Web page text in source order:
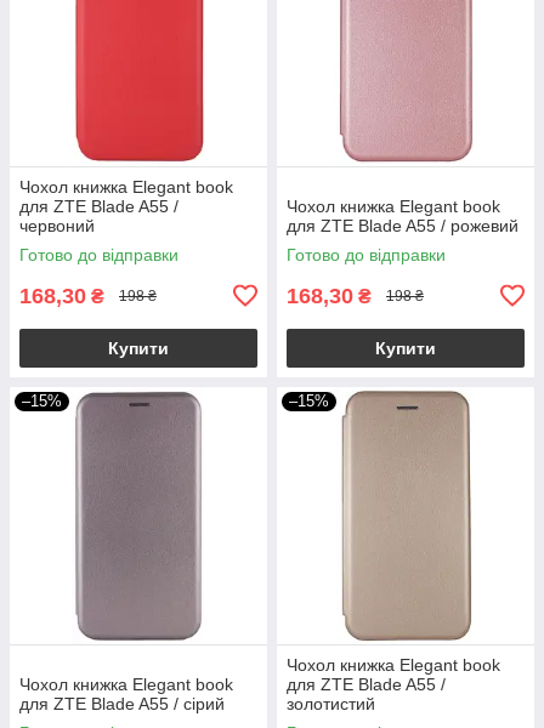
Чохол книжка Elegant book
для ZTE Blade A55 /
червоний
Готово до відправки
168,30 ₴ 198 ₴
Купити
Чохол книжка Elegant book
для ZTE Blade A55 / рожевий
Готово до відправки
168,30 ₴ 198 ₴
Купити
–15%
Чохол книжка Elegant book
для ZTE Blade A55 / сірий
–15%
Чохол книжка Elegant book
для ZTE Blade A55 /
золотистий